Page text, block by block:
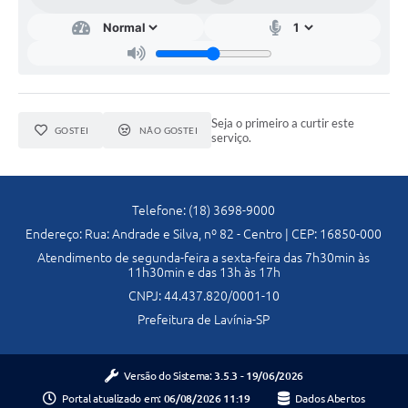
Carta de Serviços
Editais
Contratos
GOSTEI NÃO GOSTEI
Seja o primeiro a curtir este
serviço.
Telefone: (18) 3698-9000
Endereço: Rua: Andrade e Silva, nº 82 - Centro | CEP: 16850-000
Atendimento de segunda-feira a sexta-feira das 7h30min às
11h30min e das 13h às 17h
CNPJ: 44.437.820/0001-10
Prefeitura de Lavínia-SP
Versão do Sistema: 3.5.3 - 19/06/2026
Portal atualizado em: 06/08/2026 11:19 Dados Abertos